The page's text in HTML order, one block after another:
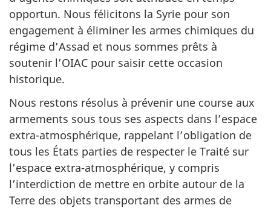
opportun. Nous félicitons la Syrie pour son
engagement à éliminer les armes chimiques du
régime d’Assad et nous sommes prêts à
soutenir l’OIAC pour saisir cette occasion
historique.
Nous restons résolus à prévenir une course aux
armements sous tous ses aspects dans l’espace
extra-atmosphérique, rappelant l’obligation de
tous les États parties de respecter le Traité sur
l’espace extra-atmosphérique, y compris
l’interdiction de mettre en orbite autour de la
Terre des objets transportant des armes de